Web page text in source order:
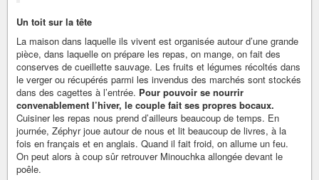
Un toit sur la tête
La maison dans laquelle ils vivent est organisée autour d’une grande
pièce, dans laquelle on prépare les repas, on mange, on fait des
conserves de cueillette sauvage. Les fruits et légumes récoltés dans
le verger ou récupérés parmi les invendus des marchés sont stockés
dans des cagettes à l’entrée. Pour pouvoir se nourrir
convenablement l’hiver, le couple fait ses propres bocaux.
Cuisiner les repas nous prend d’ailleurs beaucoup de temps. En
journée, Zéphyr joue autour de nous et lit beaucoup de livres, à la
fois en français et en anglais. Quand il fait froid, on allume un feu.
On peut alors à coup sûr retrouver Minouchka allongée devant le
poêle.